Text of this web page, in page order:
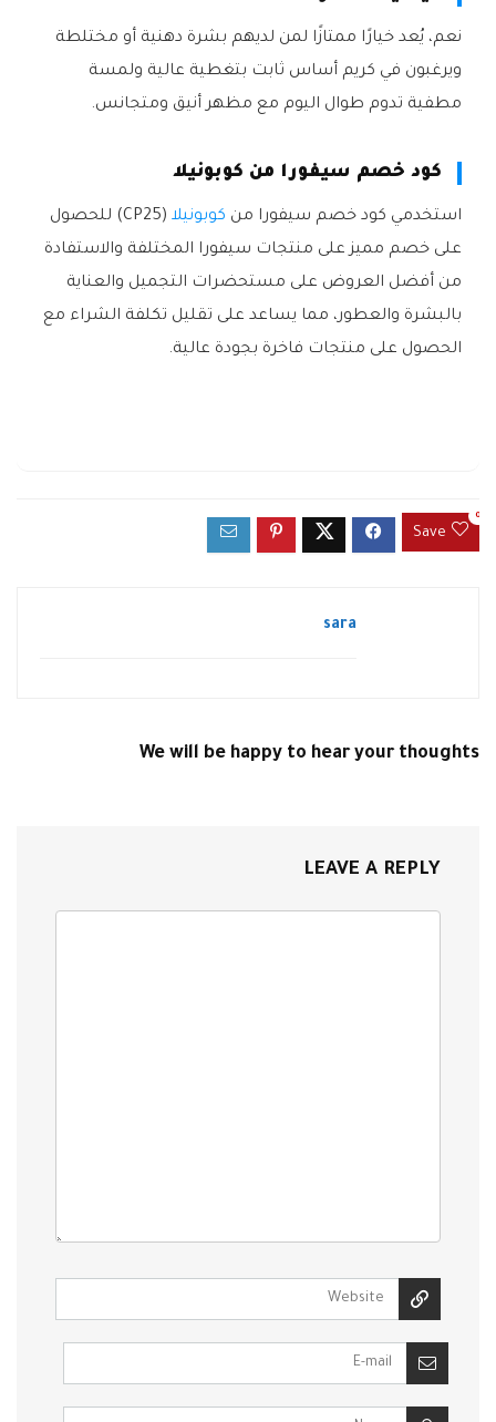
نعم، يُعد خيارًا ممتازًا لمن لديهم بشرة دهنية أو مختلطة
ويرغبون في كريم أساس ثابت بتغطية عالية ولمسة
مطفية تدوم طوال اليوم مع مظهر أنيق ومتجانس.
كود خصم سيفورا من كوبونيلا
استخدمي كود خصم سيفورا من كوبونيلا
(CP25) للحصول
على خصم مميز على منتجات سيفورا المختلفة والاستفادة
من أفضل العروض على مستحضرات التجميل والعناية
بالبشرة والعطور، مما يساعد على تقليل تكلفة الشراء مع
الحصول على منتجات فاخرة بجودة عالية.
Save
0
sara
We will be happy to hear your thoughts
LEAVE A REPLY